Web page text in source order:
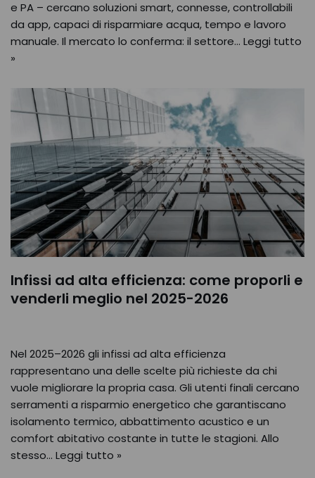
e PA – cercano soluzioni smart, connesse, controllabili
da app, capaci di risparmiare acqua, tempo e lavoro
manuale. Il mercato lo conferma: il settore… Leggi tutto
»
Infissi ad alta efficienza: come proporli e
venderli meglio nel 2025-2026
Nel 2025–2026 gli infissi ad alta efficienza
rappresentano una delle scelte più richieste da chi
vuole migliorare la propria casa. Gli utenti finali cercano
serramenti a risparmio energetico che garantiscano
isolamento termico, abbattimento acustico e un
comfort abitativo costante in tutte le stagioni. Allo
stesso… Leggi tutto »